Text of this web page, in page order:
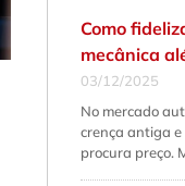
Como
mecânica
03/12/2025
No mercado
crença antiga e
procura preço.